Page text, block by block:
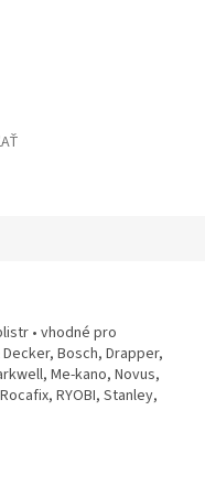
• vhodné pro
Bosch, Drapper,
Me-kano, Novus,
RYOBI, Stanley,